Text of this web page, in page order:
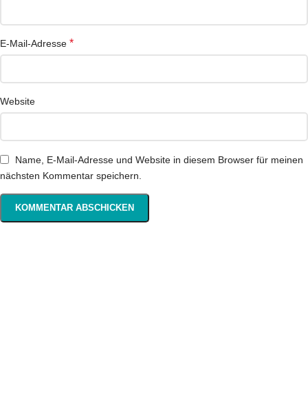
E-Mail-Adresse *
Website
Name, E-Mail-Adresse und Website in diesem Browser für meinen
nächsten Kommentar speichern.